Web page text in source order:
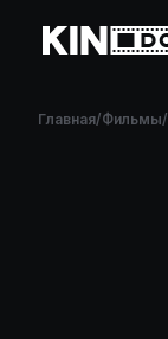
Главная/Фильмы/